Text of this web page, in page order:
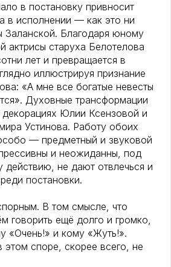
в постановку привносит
в исполнении — как это ни
Благодаря юному
актрисы старуха Белотелова
лет и превращается в
иллюстрируя признание
«А мне все богатые невесты
Духовные трансформации
декорациях Юлии Ксензовой и
Устинова. Работу обоих
— предметный и звуковой
и неожиданны, под
действию, не дают отвлечься и
постановки.
В том смысле, что
говорить ещё долго и громко,
«Очень!» и кому «Жуть!».
споре, скорее всего, не